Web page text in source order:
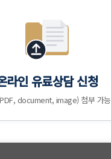
라인 유료상담 신청
document, image) 첨부 가능